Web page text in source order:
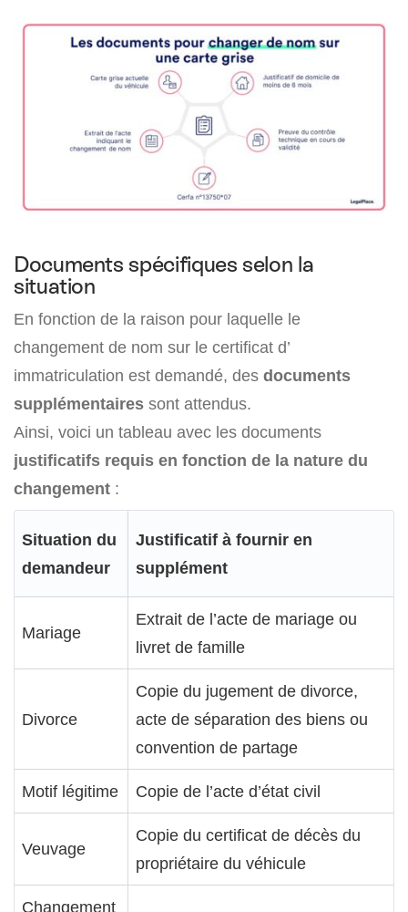
Documents spécifiques selon la
situation
En fonction de la raison pour laquelle le
changement de nom sur le certificat d’
immatriculation est demandé, des documents
supplémentaires sont attendus.
Ainsi, voici un tableau avec les documents
justificatifs requis en fonction de la nature du
changement :
Situation du
demandeur
Justificatif à fournir en
supplément
Mariage
Extrait de l’acte de mariage ou
livret de famille
Divorce
Copie du jugement de divorce,
acte de séparation des biens ou
convention de partage
Motif légitime Copie de l’acte d’état civil
Veuvage
Copie du certificat de décès du
propriétaire du véhicule
Changement